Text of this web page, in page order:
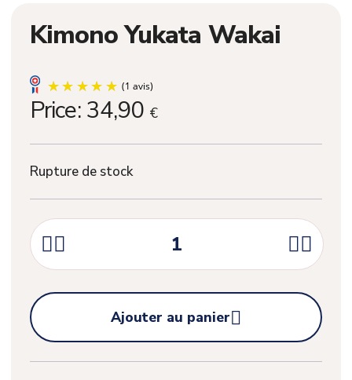
Kimono Yukata Wakai
Price: 34,90 €
Rupture de stock
 

Ajouter au panier